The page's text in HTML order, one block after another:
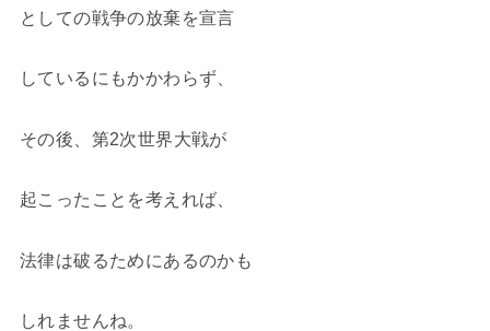
としての戦争の放棄を宣言
しているにもかかわらず、
その後、第2次世界大戦が
起こったことを考えれば、
法律は破るためにあるのかも
しれませんね。